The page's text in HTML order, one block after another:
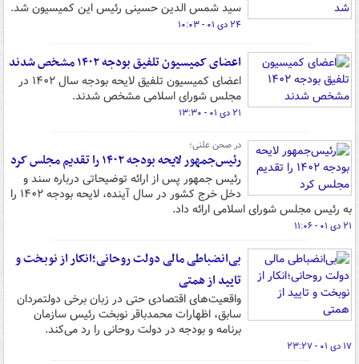
سید شمس الدین حسینی رئیس این کمیسیون شد.
۲۴ دی ۰۱ - ۱۰:۰۳
اعضای کمیسیون تلفیق بودجه ۱۴۰۲ مشخص شدند
اعضای کمیسیون تلفیق لایحه بودجه سال ۱۴۰۲ در
مجلس شورای اسلامی مشخص شدند.
۲۱ دی ۰۱ - ۱۳:۳۰
در صحن علنی؛
رئیس‌جمهور لایحه بودجه ۱۴۰۲ را تقدیم مجلس کرد
رئیس جمهور پس از ارائه توضیحاتی درباره سند و
دخل خرج کشور در سال آینده، لایحه بودجه ۱۴۰۲ را
به رئیس مجلس شورای اسلامی ارائه داد.
۲۱ دی ۰۱ - ۱۱:۰۶
بی‌انضباطی مالی دولت روحانی؛انکار از نوبخت و
تایید از همتی
واقعیت‌های اقتصادی حتی در زبان برخی دولتمردان
سابق، اظهارات محمدباقر نوبخت رئیس سازمان
برنامه و بودجه در دولت روحانی را رد می‌کند.
۱۷ دی ۰۱ - ۲۳:۲۷